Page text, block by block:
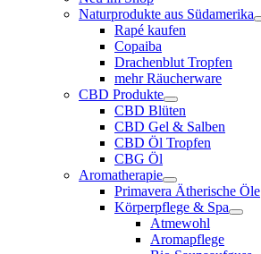
Naturprodukte aus Südamerika
Rapé kaufen
Copaiba
Drachenblut Tropfen
mehr Räucherware
CBD Produkte
CBD Blüten
CBD Gel & Salben
CBD Öl Tropfen
CBG Öl
Aromatherapie
Primavera Ätherische Öle
Körperpflege & Spa
Atmewohl
Aromapflege